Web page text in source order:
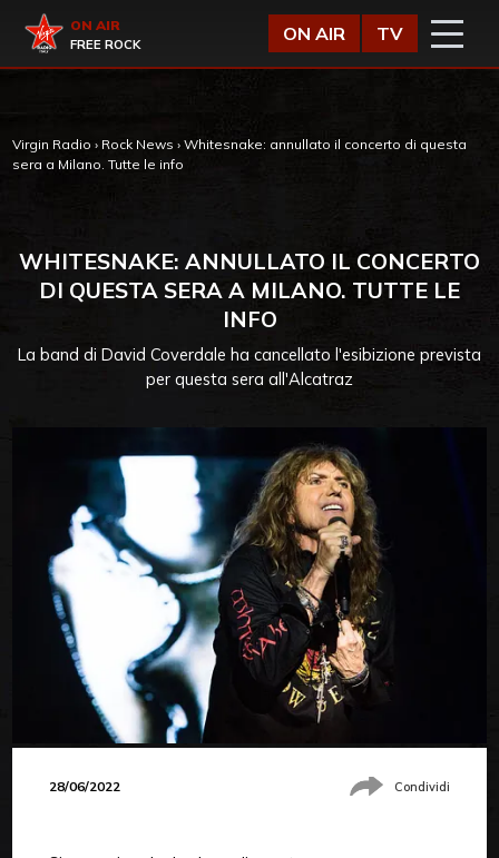
Virgin Radio
ON AIR
FREE ROCK
ON AIR TV
Virgin Radio › Rock News › Whitesnake: annullato il concerto di questa
sera a Milano. Tutte le info
WHITESNAKE: ANNULLATO IL CONCERTO
DI QUESTA SERA A MILANO. TUTTE LE
INFO
La band di David Coverdale ha cancellato l'esibizione prevista
per questa sera all'Alcatraz
28/06/2022 Condividi